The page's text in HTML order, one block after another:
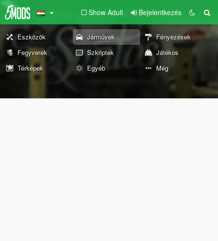
Show Adult Bejelentkezés
Eszközök Járművek
Fényezések
Fegyverek
Szkriptek
Játékos
Térképek
Egyéb Még